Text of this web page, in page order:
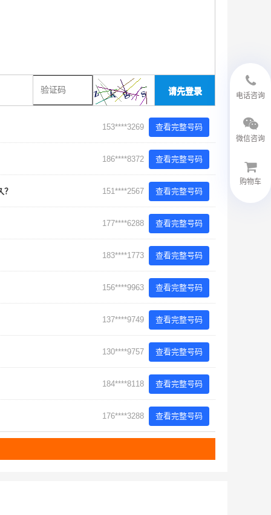
请先登录
153****3269 查看完整号码
186****8372 查看完整号码
？ 151****2567 查看完整号码
177****6288 查看完整号码
183****1773 查看完整号码
156****9963 查看完整号码
137****9749 查看完整号码
130****9757 查看完整号码
184****8118 查看完整号码
176****3288 查看完整号码
电话咨询
18594048543
微信咨询
微信客服
购物车